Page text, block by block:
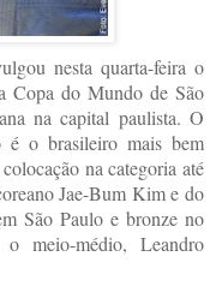
nesta quarta-feira o
Copa do Mundo de São
na capital paulista. O
é o brasileiro mais bem
na categoria até
Jae-Bum Kim e do
São Paulo e bronze no
meio-médio, Leandro